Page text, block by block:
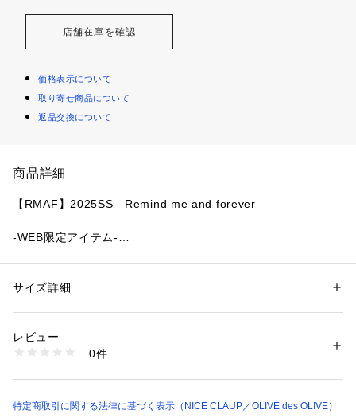
店舗在庫を確認
価格表示について
取り寄せ商品について
返品交換について
商品詳細
【RMAF】2025SS　Remind me and forever
-WEB限定アイテム-
・シワ加工が入った高見えトートバッグ
変化をつけることができます◎
の通知を受け取ることができます。
性別：レディース
素材：ポリウレタン100%
商品番号：
5051120760 （ショップ）
サイズ詳細
レビュー
0件
特定商取引に関する法律に基づく表示（NICE CLAUP／OLIVE des OLIVE）